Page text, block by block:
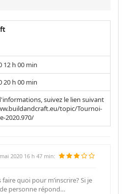
12 h 00 min
20 h 00 min
suivez le lien suivant
topic/Tournoi-
2020.970/
2020 16 h 47 min:
faire quoi pour m’inscrire? Si je
personne répond…